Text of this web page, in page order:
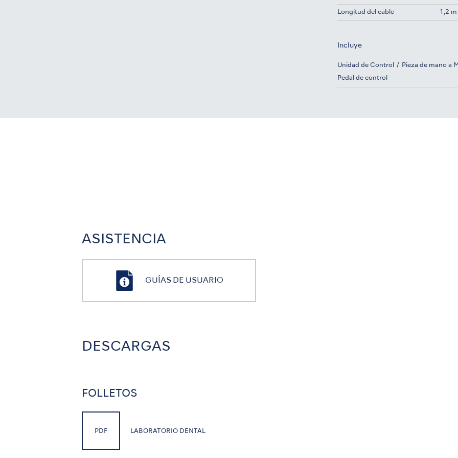
Longitud del cable 1,2 m
Incluye
Unidad de Control Pieza de mano a
Pedal de control
ASISTENCIA
GUÍAS DE USUARIO
DESCARGAS
FOLLETOS
PDF LABORATORIO DENTAL